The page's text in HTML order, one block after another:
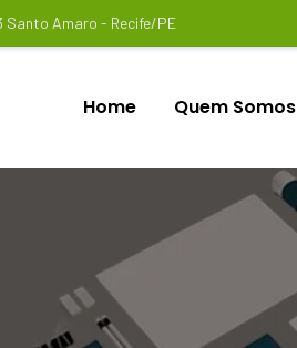
Santo Amaro - Recife/PE
Home Quem Somos